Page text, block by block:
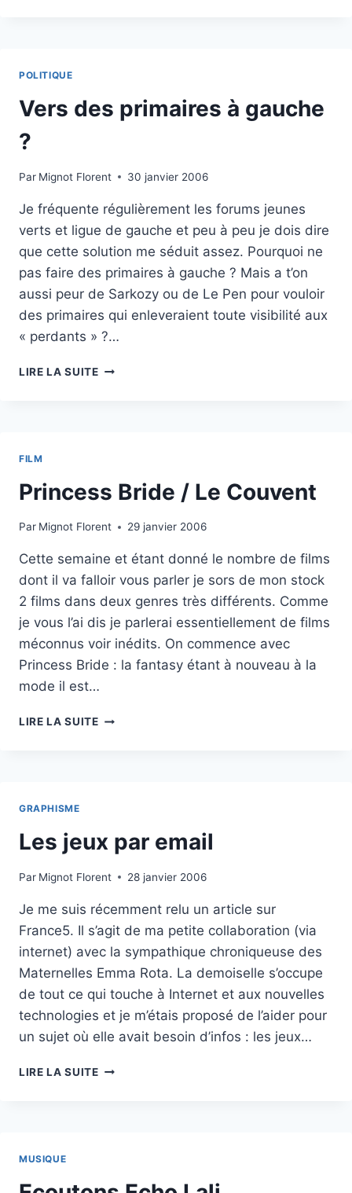
POLITIQUE
Vers des primaires à gauche
?
Par Mignot Florent 30 janvier 2006
Je fréquente régulièrement les forums jeunes
verts et ligue de gauche et peu à peu je dois dire
que cette solution me séduit assez. Pourquoi ne
pas faire des primaires à gauche ? Mais a t’on
aussi peur de Sarkozy ou de Le Pen pour vouloir
des primaires qui enleveraient toute visibilité aux
« perdants » ?…
LIRE LA SUITEVERS
FILM
Princess Bride / Le Couvent
Par Mignot Florent 29 janvier 2006
Cette semaine et étant donné le nombre de films
dont il va falloir vous parler je sors de mon stock
2 films dans deux genres très différents. Comme
je vous l’ai dis je parlerai essentiellement de films
méconnus voir inédits. On commence avec
Princess Bride : la fantasy étant à nouveau à la
mode il est…
LIRE LA SUITEPRINCESS
GRAPHISME
Les jeux par email
Par Mignot Florent 28 janvier 2006
Je me suis récemment relu un article sur
France5. Il s’agit de ma petite collaboration (via
internet) avec la sympathique chroniqueuse des
Maternelles Emma Rota. La demoiselle s’occupe
de tout ce qui touche à Internet et aux nouvelles
technologies et je m’étais proposé de l’aider pour
un sujet où elle avait besoin d’infos : les jeux…
LIRE LA SUITELES
MUSIQUE